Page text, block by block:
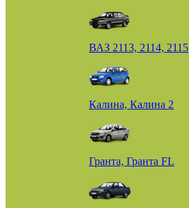
ВАЗ 2113, 2114, 2115
Калина, Калина 2
Гранта, Гранта FL